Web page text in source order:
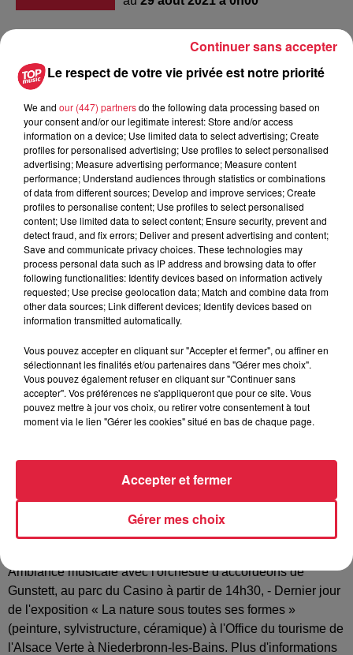
Lieu
Niederbronn-les-Bains)
Organisateur
Service Communication
0388808989
info@niederbronn-les-bains.fr
Tarif Gratuit
La Ville de Niederbronn-les-Bains organise un marché
artisanal dimanche 29 août 2021 de 14h à 19h. Artisans,
créateurs et artistes vous donnent rendez-vous sur la place
du Bureau Central. Retrouvez un artisanat authentique et
local au coeur de Niederbronn-les-Bains ! De nombreux
stands vous offriront des produits artisanaux locaux, variés
savons, bijoux, petite maroquinerie, décorations... Les plus
gourmands retrouveront également sur le marché des
bretzels, du miel, des saucissons et des crêpes. Ce jour-là,
découvrez aussi à Niederbronn-les-Bains⬦ -
Rassemblement de véhicules anciens et de prestige
Ambiance musicale avec l'orchestre d'accordéons de
Gunstett, au parc du Casino à partir de 14h30, - Dernier jour
de l'exposition « La nature sous toutes ses formes »
(peinture, sylvistructure, céramique) à l'Office du tourisme de
l'Alsace Verte à Niederbronn-les-Bains. Plus d'informations
Le respect de votre vie privée est notre priorité
We and our (447) partnersdo the following data processing based on
your consent and/or our legitimate interest: Store and/or access
information on a device; Use limited data to select advertising; Create
profiles for personalised advertising; Use profiles to select personalised
advertising; Measure advertising performance; Measure content
performance; Understand audiences through statistics or combinations
of data from different sources; Develop and improve services; Create
profiles to personalise content; Use profiles to select personalised
content; Use limited data to select content; Ensure security, prevent and
detect fraud, and fix errors; Deliver and present advertising and content;
Save and communicate privacy choices. These technologies may
process personal data such as IP address and browsing data to offer
following functionalities: Identify devices based on information actively
requested; Use precise geolocation data; Match and combine data from
other data sources; Link different devices; Identify devices based on
information transmitted automatically.
Vous pouvez accepter en cliquant sur "Accepter et fermer", ou affiner en
sélectionnant les finalités et/ou partenaires dans "Gérer mes choix".
Vous pouvez également refuser en cliquant sur "Continuer sans
accepter". Vos préférences ne s'appliqueront que pour ce site. Vous
pouvez mettre à jour vos choix, ou retirer votre consentement à tout
moment via le lien "Gérer les cookies" situé en bas de chaque page.
Gérer mes choix
Accepter et fermer
Continuer sans accepter